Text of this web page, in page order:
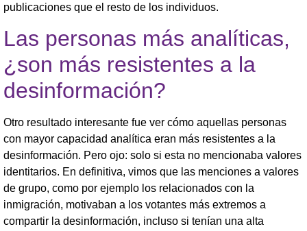
publicaciones que el resto de los individuos.
Las personas más analíticas,
¿son más resistentes a la
desinformación?
Otro resultado interesante fue ver cómo aquellas personas
con mayor capacidad analítica eran más resistentes a la
desinformación. Pero ojo: solo si esta no mencionaba valores
identitarios. En definitiva, vimos que las menciones a valores
de grupo, como por ejemplo los relacionados con la
inmigración, motivaban a los votantes más extremos a
compartir la desinformación, incluso si tenían una alta